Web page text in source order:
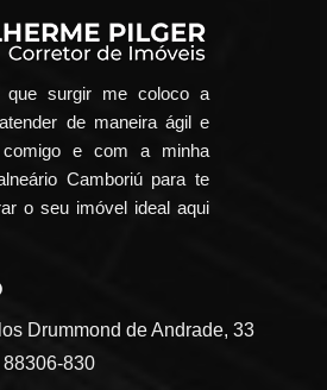
que surgir me coloco a
de maneira ágil e
comigo e com a minha
Camboriú para te
o seu imóvel ideal aqui
Drummond de Andrade, 33
88306-830